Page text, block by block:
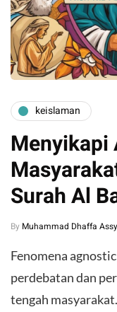
keislaman
Menyikapi
Surah Al
By Muhammad Dhaffa
Fenomena
perdebatan dan
tengah